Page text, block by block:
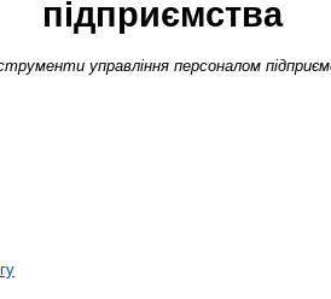
підприємства
управління персоналом